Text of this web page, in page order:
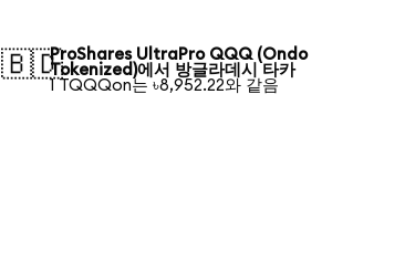
🇧🇩ProShares UltraPro QQQ (Ondo
Tokenized)에서 방글라데시 타카
1 TQQQon는 ৳8,952.22와 같음